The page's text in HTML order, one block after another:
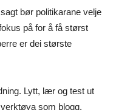
bør politikarane velje
på for å få størst
er dei største
Lytt, lær og test ut
som blogg,